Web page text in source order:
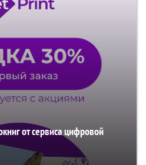
от сервиса цифровой